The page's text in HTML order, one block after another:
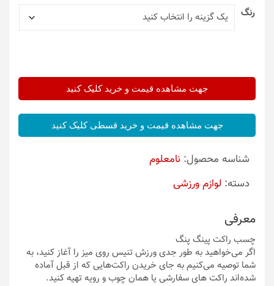
رنگ
جهت مشاهده قیمت و خرید کلیک کنید
جهت مشاهده قیمت و خرید قسطی کلیک کنید
شناسه محصول: نامعلوم
دسته: لوازم ورزشی
معرفی
چسب راکت پینگ پنگ
اگر می‌خواهید به طور جدی ورزش تنیس روی میز را آغاز کنید، به
شما توصیه می‌کنیم به جای خریدن راکت‌هایی که از قبل آماده
شده‌اند راکت های سفارشی یا همان چوب و رویه تهیه کنید.